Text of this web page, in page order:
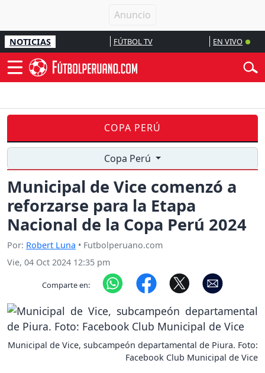
NOTICIAS FÚTBOL TV EN VIVO
COPA PERÚ
Copa Perú
Municipal de Vice comenzó a
reforzarse para la Etapa
Nacional de la Copa Perú 2024
Por: Robert Luna • Futbolperuano.com
Vie, 04 Oct 2024 12:35 pm
Comparte en:
Municipal de Vice, subcampeón departamental de Piura. Foto:
Facebook Club Municipal de Vice